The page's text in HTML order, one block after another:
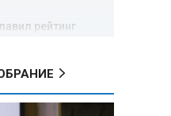
рейтинг
РФ: при
ВСУ